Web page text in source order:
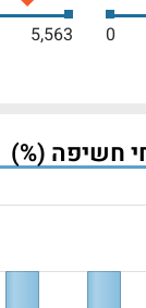
0
5,563
חשיפה (%)